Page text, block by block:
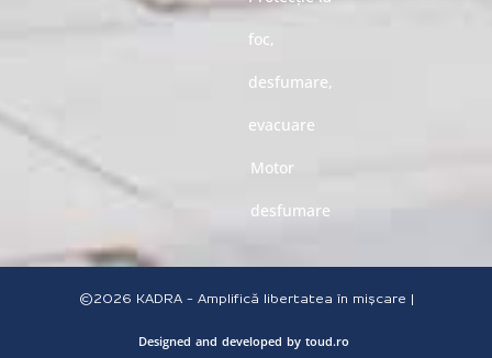
foc,
desfumare,
evacuare
Motor
desfumare
©2026 KADRA - Amplifică libertatea în mișcare |
Designed and developed by toud.ro